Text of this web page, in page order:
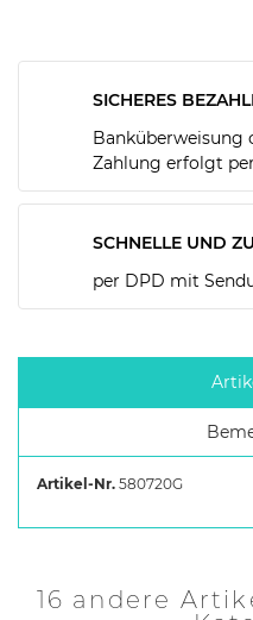
SICHERES
Banküberweisung
Zahlung erfolgt
SCHNELLE UND
per DPD mit
Artikel-Nr. 580720G
16 andere